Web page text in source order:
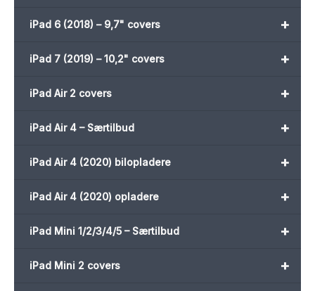
+
iPad 6 (2018) – 9,7" covers
+
iPad 7 (2019) – 10,2" covers
+
iPad Air 2 covers
+
iPad Air 4 – Særtilbud
+
iPad Air 4 (2020) bilopladere
+
iPad Air 4 (2020) opladere
+
iPad Mini 1/2/3/4/5 – Særtilbud
+
iPad Mini 2 covers